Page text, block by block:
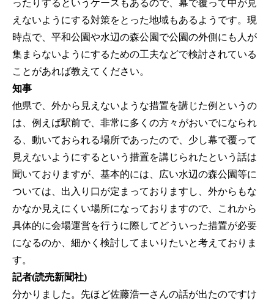
ったりするというケースもあるので、幕で覆って中が見
えないようにする対策をとった地域もあるようです。現
時点で、平和公園や水辺の森公園で公園の外側にも人が
集まらないようにするための工夫などで検討されている
ことがあれば教えてください。
知事
他県で、外から見えないような措置を講じた例というの
は、例えば駅前で、非常に多くの方々がおいでになられ
る、動いておられる場所であったので、少し幕で覆って
見えないようにするという措置を講じられたという話は
聞いておりますが、基本的には、広い水辺の森公園等に
ついては、出入り口が定まっておりますし、外からもな
かなか見えにくい場所になっておりますので、これから
具体的に会場運営を行うに際してどういった措置が必要
になるのか、細かく検討してまいりたいと考えておりま
す。
記者(読売新聞社)
分かりました。先ほど佐藤浩一さんの話が出たのですけ